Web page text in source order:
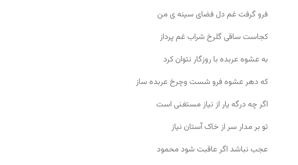
فرو گرفت غم دل فضای سینه ی من
کجاست ساقی گلرخ شراب غم پرداز
به عشوه عربده با روزگار نتوان کرد
که دهر عشوه فرو شست وچرخ عربده ساز
اگر چه درگه یار از نیاز مستغنی است
تو بر مدار سر از خاک آستان نیاز
عجب نباشد اگر عاقبت شود محمود